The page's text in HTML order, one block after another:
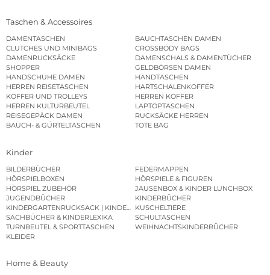
Taschen & Accessoires
DAMENTASCHEN
BAUCHTASCHEN DAMEN
CLUTCHES UND MINIBAGS
CROSSBODY BAGS
DAMENRUCKSÄCKE
DAMENSCHALS & DAMENTÜCHER
SHOPPER
GELDBÖRSEN DAMEN
HANDSCHUHE DAMEN
HANDTASCHEN
HERREN REISETASCHEN
HARTSCHALENKOFFER
KOFFER UND TROLLEYS
HERREN KOFFER
HERREN KULTURBEUTEL
LAPTOPTASCHEN
REISEGEPÄCK DAMEN
RUCKSÄCKE HERREN
BAUCH- & GÜRTELTASCHEN
TOTE BAG
Kinder
BILDERBÜCHER
FEDERMAPPEN
HÖRSPIELBOXEN
HÖRSPIELE & FIGUREN
HÖRSPIEL ZUBEHÖR
JAUSENBOX & KINDER LUNCHBOX
JUGENDBÜCHER
KINDERBÜCHER
KINDERGARTENRUCKSACK | KINDERGARTENBEUTEL
KUSCHELTIERE
SACHBÜCHER & KINDERLEXIKA
SCHULTASCHEN
TURNBEUTEL & SPORTTASCHEN
WEIHNACHTSKINDERBÜCHER
KLEIDER
Home & Beauty